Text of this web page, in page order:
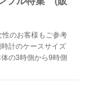
のお客様もご参考
計のケースサイズ
の3時側から9時側